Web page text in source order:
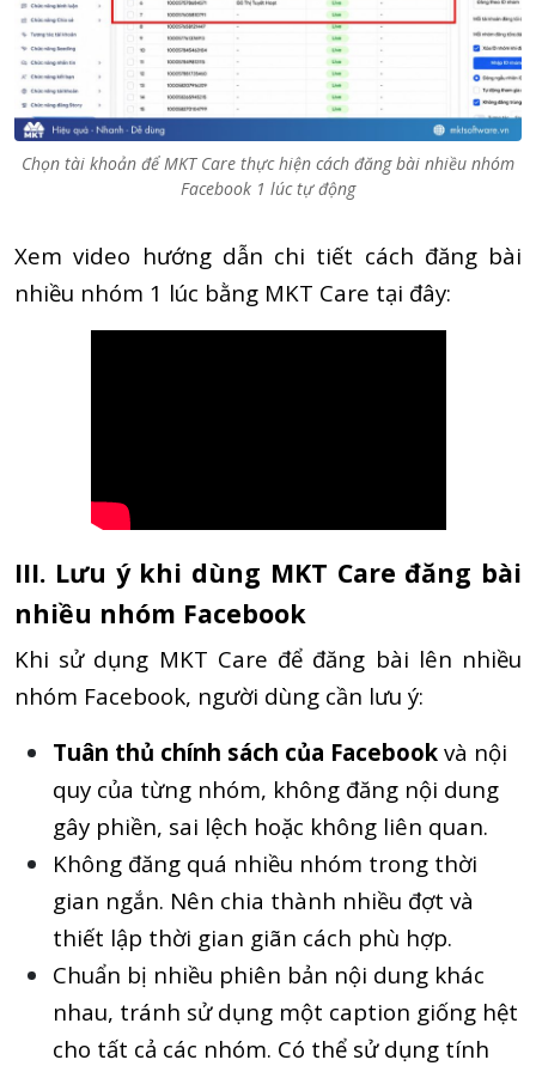
Chọn tài khoản để MKT Care thực hiện cách đăng bài nhiều nhóm
Facebook 1 lúc tự động
Xem video hướng dẫn chi tiết cách đăng bài
nhiều nhóm 1 lúc bằng MKT Care tại đây:
III. Lưu ý khi dùng MKT Care đăng bài
nhiều nhóm Facebook
Khi sử dụng MKT Care để đăng bài lên nhiều
nhóm Facebook, người dùng cần lưu ý:
Tuân thủ chính sách của Facebook và nội
quy của từng nhóm, không đăng nội dung
gây phiền, sai lệch hoặc không liên quan.
Không đăng quá nhiều nhóm trong thời
gian ngắn. Nên chia thành nhiều đợt và
thiết lập thời gian giãn cách phù hợp.
Chuẩn bị nhiều phiên bản nội dung khác
nhau, tránh sử dụng một caption giống hệt
cho tất cả các nhóm. Có thể sử dụng tính